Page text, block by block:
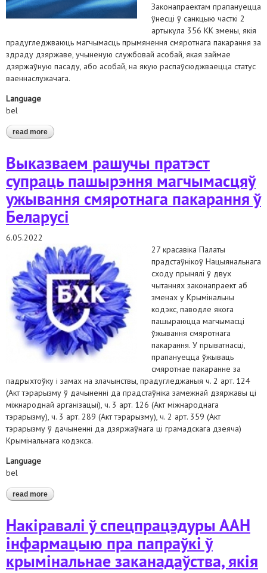
Законапраектам прапануецца
ўнесці ў санкцыю часткі 2
артыкула 356 КК змены, якія
прадугледжваюць магчымасць прымянення смяротнага пакарання за
здраду дзяржаве, учыненую службовай асобай, якая займае
дзяржаўную пасаду, або асобай, на якую распаўсюджваецца статус
ваеннаслужачага.
Language
bel
read more about зварот у спецыяльныя працэдуры аан у сувязі з
прыняццем законапраекта, што прадугледжвае магчымасць
Выказваем рашучы пратэст
супраць пашырэння магчымасцяў
ужывання смяротнага пакарання ў
Беларусі
6.05.2022
27 красавіка Палаты
прадстаўнікоў Нацыянальнага
сходу прынялі ў двух
чытаннях законапраект аб
зменах у Крымінальны
кодэкс, паводле якога
пашыраюцца магчымасці
ўжывання смяротнага
пакарання. У прыватнасці,
прапануецца ўжываць
смяротнае пакаранне за
падрыхтоўку і замах на злачынствы, прадугледжаныя ч. 2 арт. 124
(Акт тэрарызму ў дачыненні да прадстаўніка замежнай дзяржавы ці
міжнароднай арганізацыі), ч. 3 арт. 126 (Акт міжнароднага
тэрарызму), ч. 3 арт. 289 (Акт тэрарызму), ч. 2 арт. 359 (Акт
тэрарызму ў дачыненні да дзяржаўнага ці грамадскага дзеяча)
Крымінальнага кодэкса.
Language
bel
read more about выказваем рашучы пратэст супраць пашырэння
магчымасцяў ужывання смяротнага пакарання ў беларусі
Накіравалі ў спецпрацэдуры ААН
інфармацыю пра папраўкі ў
крымінальнае заканадаўства, якія